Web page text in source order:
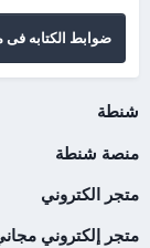
ضوابط الكتابه فى
شنطة
منصة شنطة
متجر الكتروني
متجر إلكتروني مجاني